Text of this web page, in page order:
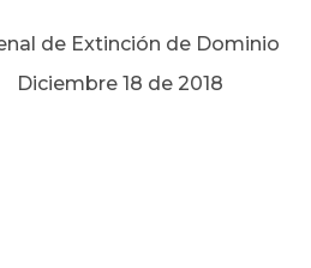
de Extinción de Dominio
2018